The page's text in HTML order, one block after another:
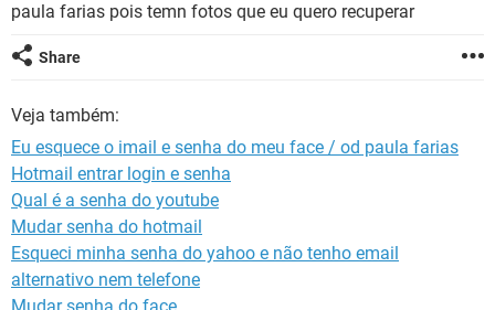
paula farias pois temn fotos que eu quero recuperar
Share
Veja também:
Eu esquece o imail e senha do meu face / od paula farias
Hotmail entrar login e senha
Qual é a senha do youtube
Mudar senha do hotmail
Esqueci minha senha do yahoo e não tenho email
alternativo nem telefone